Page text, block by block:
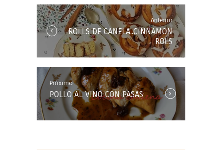
entradas
AnteriorAnterior
Entrada:
ROLLS DE CANELA..CINNAMON
ROLS
PróximoPróxima
Entrada:
POLLO AL VINO CON PASAS